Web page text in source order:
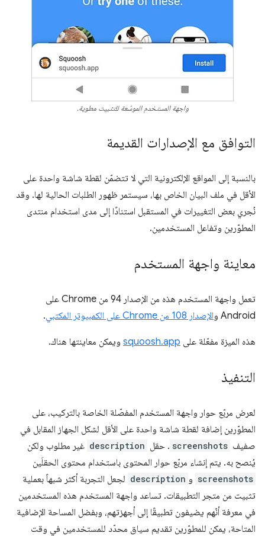
واجهة المستخدم الموسّعة للتثبيت مطوية.
التوافق مع الإصدارات القديمة
بالنسبة إلى المواقع الإلكترونية التي لا تتضمّن لقطة شاشة واحدة على
الأقل في ملف البيان الخاص بها، سيستمر ظهور الطلبات الحالية لها. وقد
نُجري بعض التغييرات في المستقبل استنادًا إلى مدى استخدام منتدى
المطوّرين وتفاعل المستخدمين.
معاينة واجهة المستخدم
تعمل واجهة المستخدم هذه من الإصدار 94 من Chrome على
Android و
الإصدار 108 من Chrome على الكمبيوتر المكتبي .
هذه الميزة مفعّلة على squoosh.app ويمكن معاينتها هناك.
التنفيذ
لعرض مربّع حوار واجهة المستخدم المفصّلة الخاصة بالتركيب، على
المطوّرين إضافة لقطة شاشة واحدة على الأقل لشكل الجهاز المقابل في
صفيف screenshots . حقل description غير مطلوب ولكن
يُنصح به. يتم إنشاء مربّع حوار المحتوى باستخدام محتوى الحقلَين
screenshots و description لجعل التجربة أكثر شبهاً بعملية
تثبيت من متجر التطبيقات. تساعد واجهة المستخدم هذه المستخدمين
في معرفة أنّهم يضيفون تطبيقًا إلى أجهزتهم، وبفضل المساحة الإضافية
المتاحة، يمكن للمطوّرين تقديم سياق محدّد للمستخدمين في وقت